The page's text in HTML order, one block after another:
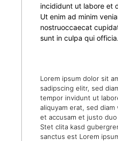
incididunt ut labore et
Ut enim ad minim
nostruoccaecat
sunt in culpa qui officia.
Lorem ipsum dolor sit
sadipscing elitr, sed
tempor invidunt ut
aliquyam erat, sed
et accusam et justo
Stet clita kasd
sanctus est Lorem